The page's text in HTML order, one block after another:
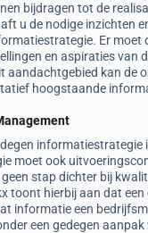
bijdragen tot de
u de nodige inzichten
Er
en aspiraties van
aandachtgebied kan de
hoogstaande
informatiestrategie
moet ook
stap dichter bij
toont hierbij aan dat
informatie een
een gedegen
én leuke dagen
kennis en inzichten.”